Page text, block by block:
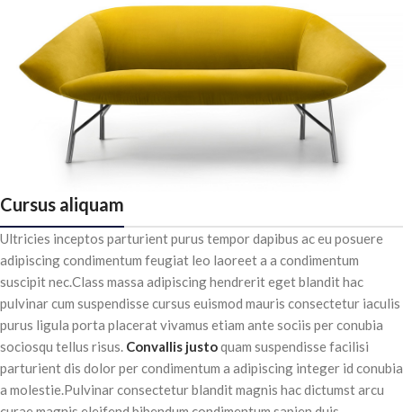
Cursus aliquam
Ultricies inceptos parturient purus tempor dapibus ac eu posuere
adipiscing condimentum feugiat leo laoreet a a condimentum
suscipit nec.Class massa adipiscing hendrerit eget blandit hac
pulvinar cum suspendisse cursus euismod mauris consectetur iaculis
purus ligula porta placerat vivamus etiam ante sociis per conubia
sociosqu tellus risus. Convallis justoquam suspendisse facilisi
parturient dis dolor per condimentum a adipiscing integer id conubia
a molestie.Pulvinar consectetur blandit magnis hac dictumst arcu